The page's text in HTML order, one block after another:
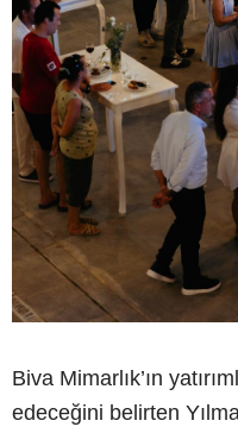
Biva Mimarlık’ın
edeceğini belirten